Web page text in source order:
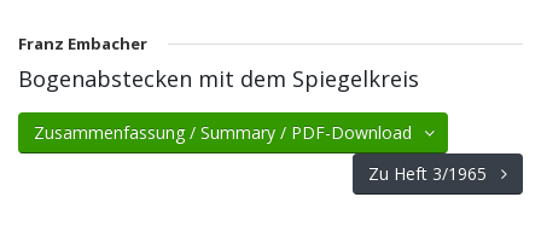
Franz Embacher
Bogenabstecken mit dem Spiegelkreis
Zusammenfassung / Summary / PDF-Download
Zu Heft 3/1965